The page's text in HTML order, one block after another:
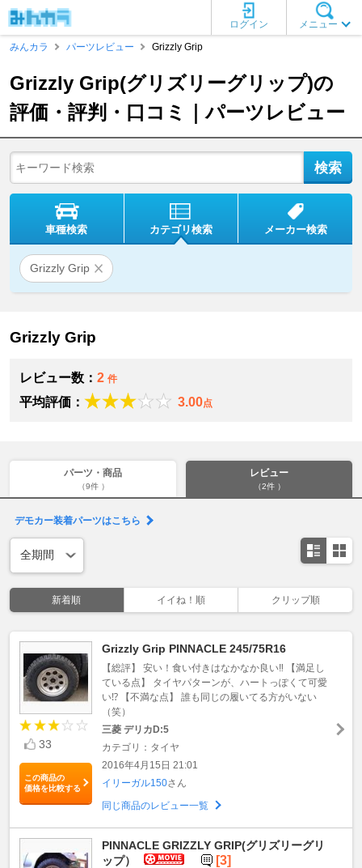
メニュー
ログイン
みんカラ
パーツレビュー Grizzly Grip
Grizzly Grip(グリズリーグリップ)の
評価・評判・口コミ｜パーツレビュー
車種検索 カテゴリ検索 メーカー検索
Grizzly Grip
Grizzly Grip
レビュー数： 2 件
平均評価： 3.00点
パーツ・商品
（9件 ）
レビュー
（2件 ）
デモカー装着パーツはこちら
新着順 イイね！順 クリップ順
33
この商品の
価格を比較する
Grizzly Grip PINNACLE 245/75R16
【総評】 安い！食い付きはなかなか良い‼︎ 【満足し
ている点】 タイヤパターンが、ハートっぽくて可愛
い⁉︎ 【不満な点】 誰も同じの履いてる方がいない
（笑）
三菱 デリカD:5
カテゴリ：タイヤ
2016年4月15日 21:01
イリーガル150さん
同じ商品のレビュー一覧
PINNACLE GRIZZLY GRIP(グリズリーグリ
ップ）
[3]